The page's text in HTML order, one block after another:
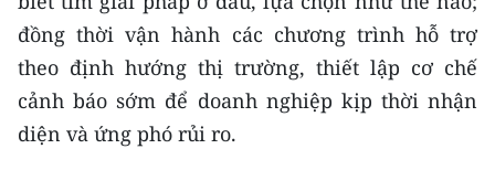
đồng thời vận hành các chương trình hỗ trợ
theo định hướng thị trường, thiết lập cơ chế
cảnh báo sớm để doanh nghiệp kịp thời nhận
diện và ứng phó rủi ro.